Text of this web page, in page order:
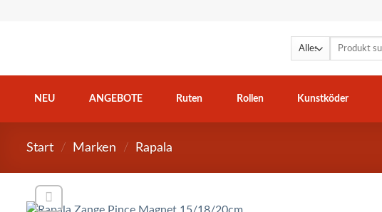
Suchen
NEU ANGEBOTE Ruten Rollen Kunstköder
Start / Marken / Rapala